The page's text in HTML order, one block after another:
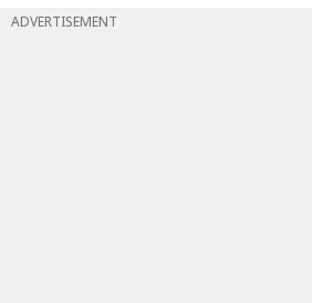
ADVERTISEMENT